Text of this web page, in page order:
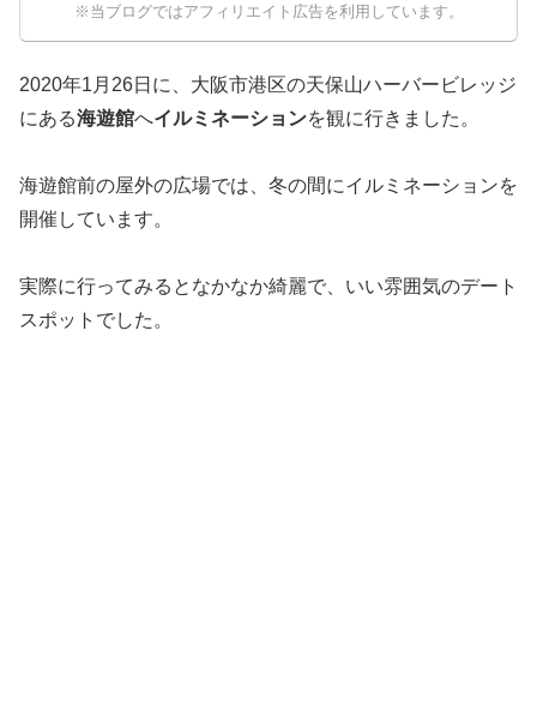
※当ブログではアフィリエイト広告を利用しています。
2020年1月26日に、大阪市港区の天保山ハーバービレッジ
にある海遊館へイルミネーションを観に行きました。
海遊館前の屋外の広場では、冬の間にイルミネーションを
開催しています。
実際に行ってみるとなかなか綺麗で、いい雰囲気のデート
スポットでした。